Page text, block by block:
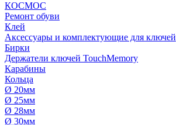
КОСМОС
Ремонт обуви
Клей
Аксессуары и комплектующие для ключей
Бирки
Держатели ключей TouchMemory
Карабины
Кольца
Ø 20мм
Ø 25мм
Ø 28мм
Ø 30мм